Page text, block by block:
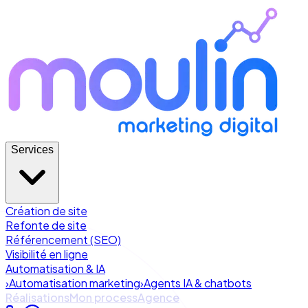
Services
Création de site
Refonte de site
Référencement (SEO)
Visibilité en ligne
Automatisation & IA
›Automatisation marketing›Agents IA & chatbots
RéalisationsMon processAgence